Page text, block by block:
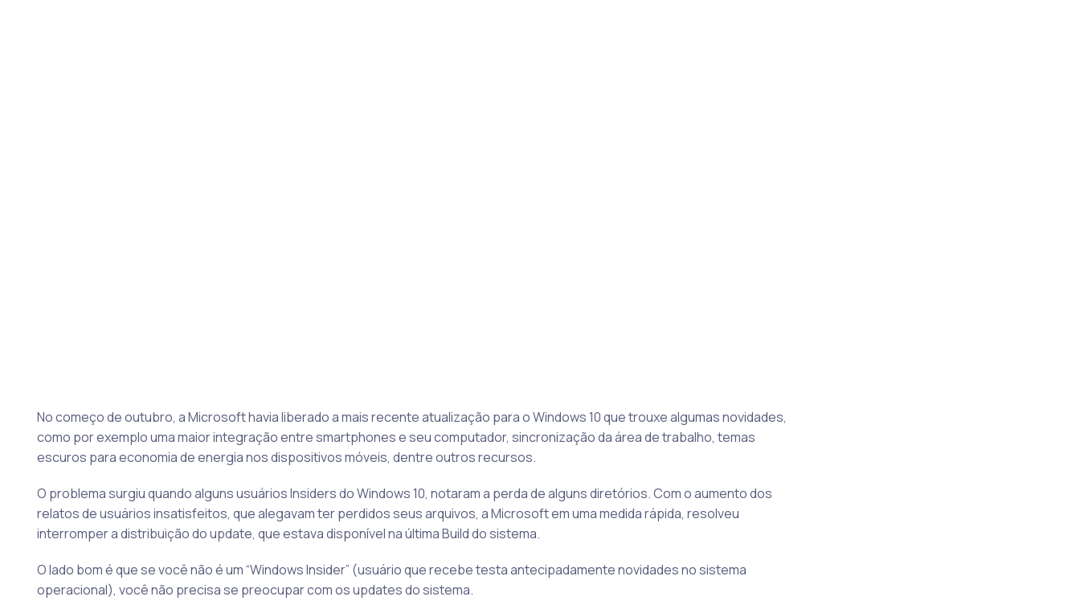
No começo de outubro, a Microsoft havia liberado a mais recente atualização para o Windows 10 que trouxe algumas novidades,
como por exemplo uma maior integração entre smartphones e seu computador, sincronização da área de trabalho, temas
escuros para economia de energia nos dispositivos móveis, dentre outros recursos.
O problema surgiu quando alguns usuários Insiders do Windows 10, notaram a perda de alguns diretórios. Com o aumento dos
relatos de usuários insatisfeitos, que alegavam ter perdidos seus arquivos, a Microsoft em uma medida rápida, resolveu
interromper a distribuição do update, que estava disponível na última Build do sistema.
O lado bom é que se você não é um “Windows Insider” (usuário que recebe testa antecipadamente novidades no sistema
operacional), você não precisa se preocupar com os updates do sistema.